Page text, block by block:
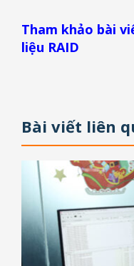
Tham khảo bài
liệu RAID
Bài viết liên